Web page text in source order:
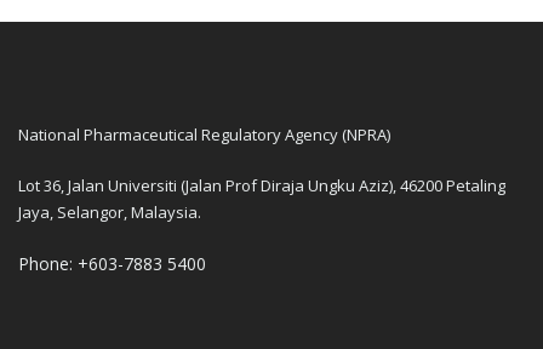
National Pharmaceutical Regulatory Agency (NPRA)
Lot 36, Jalan Universiti (Jalan Prof Diraja Ungku Aziz), 46200 Petaling
Jaya, Selangor, Malaysia.
Phone: +603-7883 5400